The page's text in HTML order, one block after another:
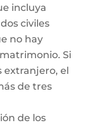
incluya
civiles
no hay
Si
extranjero, el
de tres
de los